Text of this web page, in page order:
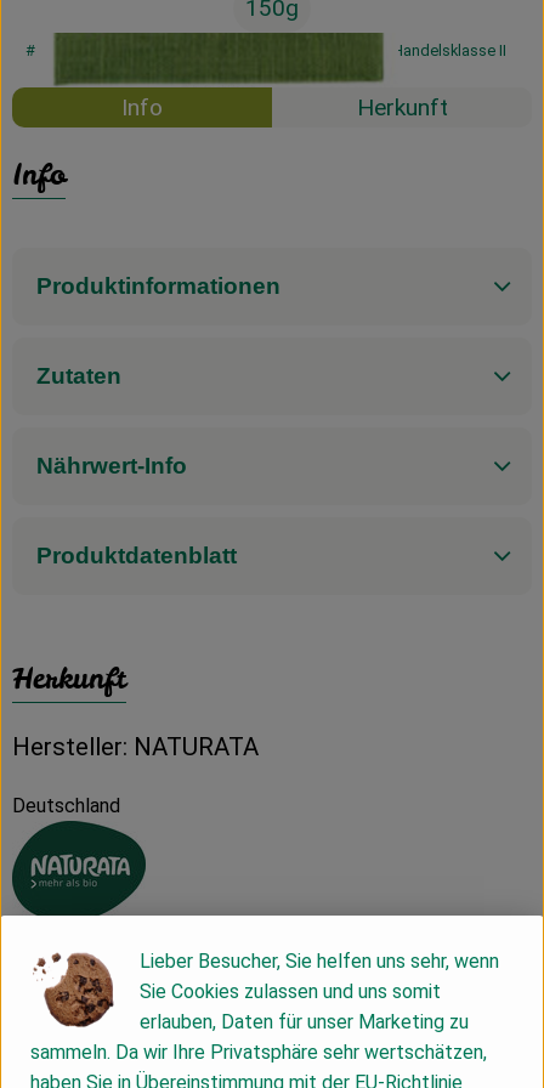
150g
#15023 Handelsklasse II
Info Herkunft
Info
Produktinformationen
Zutaten
Nährwert-Info
Produktdatenblatt
Herkunft
Hersteller: NATURATA
Deutschland
D 71672 Marbach
Die NATURATA AG – „Wir leben Bio 4.0“
Lieber Besucher, Sie helfen uns sehr, wenn
Sie Cookies zulassen und uns somit
erlauben, Daten für unser Marketing zu
sammeln. Da wir Ihre Privatsphäre sehr wertschätzen,
haben Sie in Übereinstimmung mit der EU-Richtlinie